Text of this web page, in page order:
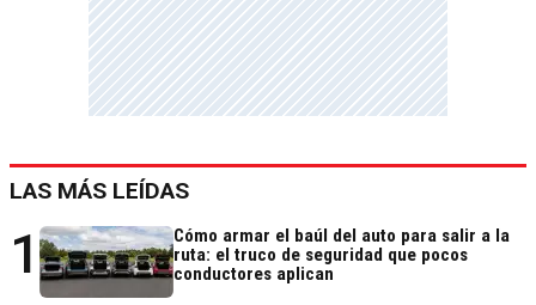
LAS MÁS LEÍDAS
1
Cómo armar el baúl del auto para salir a la
ruta: el truco de seguridad que pocos
conductores aplican